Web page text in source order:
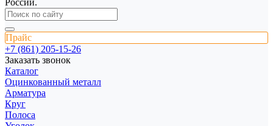
России.
Прайс
+7 (861) 205-15-26
Заказать звонок
Каталог
Оцинкованный металл
Арматура
Круг
Полоса